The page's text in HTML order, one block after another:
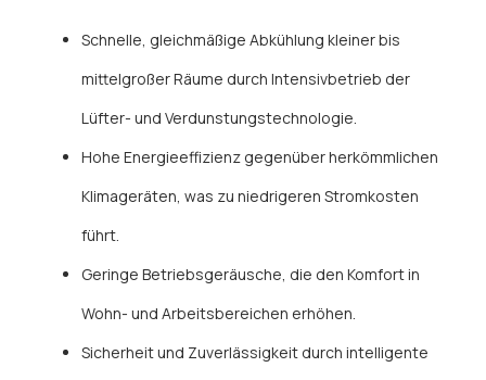
Schnelle, gleichmäßige Abkühlung kleiner bis
mittelgroßer Räume durch Intensivbetrieb der
Lüfter- und Verdunstungstechnologie.
Hohe Energieeffizienz gegenüber herkömmlichen
Klimageräten, was zu niedrigeren Stromkosten
führt.
Geringe Betriebsgeräusche, die den Komfort in
Wohn- und Arbeitsbereichen erhöhen.
Sicherheit und Zuverlässigkeit durch intelligente